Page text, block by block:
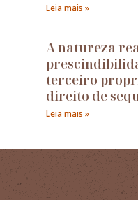
Leia mais »
A natureza
terceiro
direito de
Leia mais »